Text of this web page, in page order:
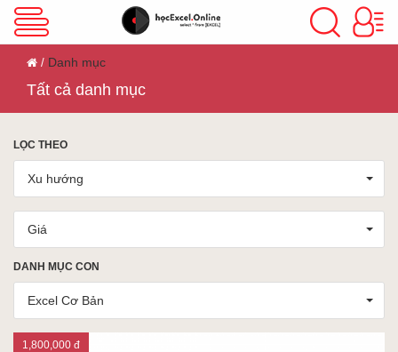
VBA Excel
Excel Cơ Bản
Excel Nâng Cao
Excel Kế Toán
Powerpoint
Danh mục
Tất cả danh mục
LỌC THEO
Xu hướng
Giá
DANH MỤC CON
Excel Cơ Bản
1,800,000 đ